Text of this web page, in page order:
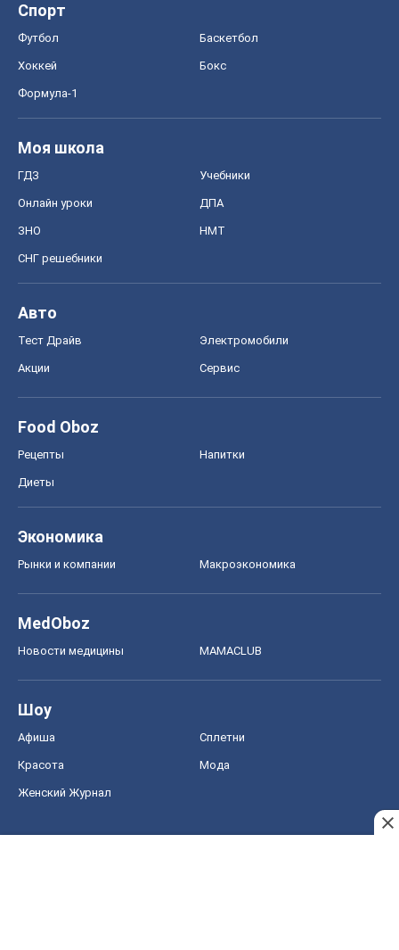
Спорт
Футбол Баскетбол
Хоккей Бокс
Формула-1
Моя школа
ГДЗ Учебники
Онлайн уроки ДПА
ЗНО НМТ
СНГ решебники
Авто
Тест Драйв Электромобили
Акции Сервис
Food Oboz
Рецепты Напитки
Диеты
Экономика
Рынки и компании Mакроэкономика
MedOboz
Новости медицины MAMACLUB
Шоу
Афиша Сплетни
Красота Мода
Женский Журнал